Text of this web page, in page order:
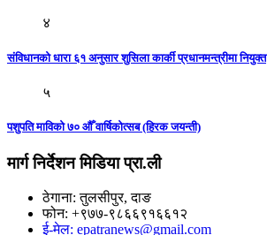
४
संविधानको धारा ६१ अनुसार शुसिला कार्की प्रधानमन्त्रीमा नियुक्त
५
पशुपति माविको ७० औँ वार्षिकोत्सब (हिरक जयन्ती)
मार्ग निर्देशन मिडिया प्रा.ली
ठेगाना: तुलसीपुर, दाङ
फोन: +९७७-९८६६९१६६१२
ई-मेल: epatranews@gmail.com